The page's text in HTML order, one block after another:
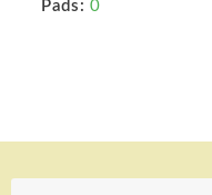
Pads: 0